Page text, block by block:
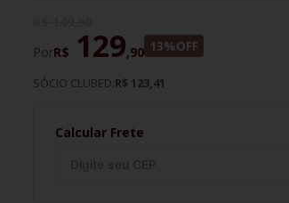
PorR$ 129,90 13%OFF
SÓCIO CLUBED:R$ 123,41
Calcular Frete